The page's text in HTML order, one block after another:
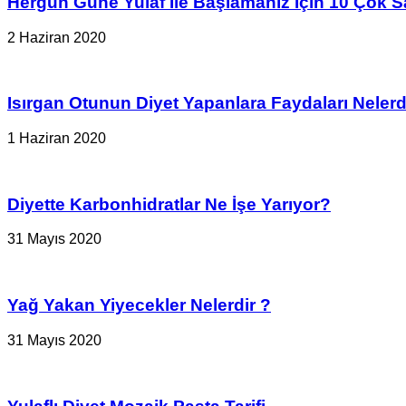
2 Haziran 2020
Isırgan Otunun Diyet Yapanlara Faydaları
1 Haziran 2020
Diyette Karbonhidratlar Ne İşe Yarıyor?
31 Mayıs 2020
Yağ Yakan Yiyecekler Nelerdir ?
31 Mayıs 2020